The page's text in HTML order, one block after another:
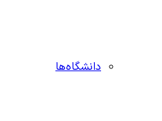
دانشگاه‌ها